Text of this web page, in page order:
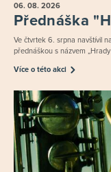
06. 08. 2026
Přednáška
Ve čtvrtek 6. srpna navštívil
přednáškou s názvem
Více o této akci